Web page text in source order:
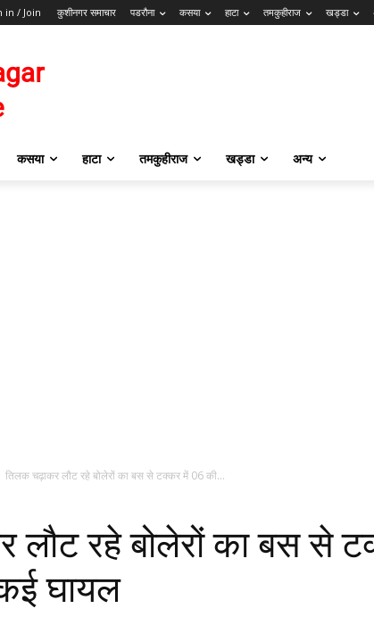
in / Join कुशीनगर समाचार पडरौना कसया हाटा तमकुहीराज खड्डा
कसया हाटा तमकुहीराज खड्डा अन्य
तिलक चढ़ाकर लौट रहे बोलेरों का बस से टक्कर में 06 की...
लौट रहे बोलेरों का बस से
घायल